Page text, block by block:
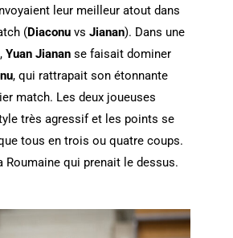
leur meilleur atout dans
(Diaconu vs Jianan). Dans une
Yuan Jiananse faisait dominer
, qui rattrapait son étonnante
match. Les deux joueuses
très agressif et les points se
tous en trois ou quatre coups.
Roumaine qui prenait le dessus.